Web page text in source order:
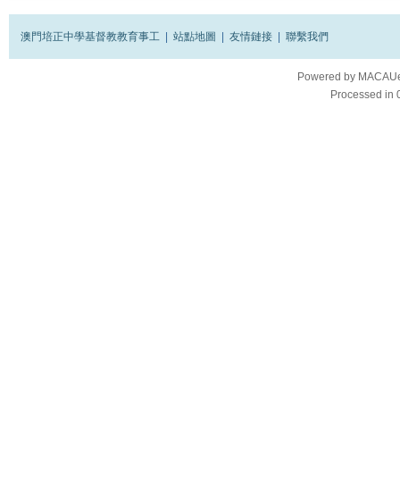
澳門培正中學基督教教育事工 站點地圖 友情鏈接 聯繫我們
Powered by
Processed in